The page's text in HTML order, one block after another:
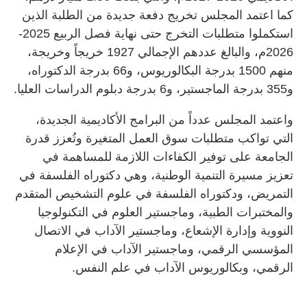
كما اعتمد المجلس تخريج دفعة جديدة من الطلبة الذين
استكملوا متطلبات التخرج حتى نهاية فصل الربيع 2025-
2026م، والبالغ عددهم الإجمالي 1927 خريجاً وخريجة،
منهم 1500 بدرجة البكالوريوس، و66 بدرجة الدكتوراه،
و355 بدرجة الماجستير، و6 بدرجة دبلوم الدراسات العليا.
واعتمد المجلس عدداً من البرامج الأكاديمية الجديدة،
التي تواكب متطلبات سوق العمل المتغيرة وتُعزز قدرة
الجامعة على توفير الكفاءات اللازمة للمساهمة في
تعزيز مسيرة التنمية الوطنية، وهي دكتوراه الفلسفة في
التمريض، ودكتوراه الفلسفة في علوم التشخيص المتقدم
والمختبرات الطبية، وماجستير العلوم في التكنولوجيا
النووية وإدارة الإشعاع، وماجستير الآداب في الاتصال
المؤسسي الرقمي، وماجستير الآداب في الإعلام
الرقمي، وبكالوريوس الآداب في علم النفس.